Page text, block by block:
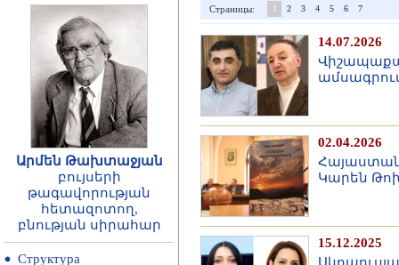
Արմեն Թախտաջյան
բույսերի
թագավորության
հետազոտող,
բնության սիրահար
Структура
Страницы: 1 2 3 4 5 6 7
14.07.2026
02.04.2026
Կարեն
15.12.2025